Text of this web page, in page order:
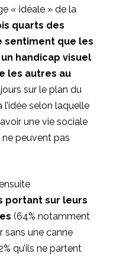
« idéale » de la
quarts des
sentiment que les
handicap visuel
les autres au
sur le plan du
selon laquelle
une vie sociale
ne peuvent pas
portant sur leurs
(64% notamment
sans une canne
qu’ils ne partent